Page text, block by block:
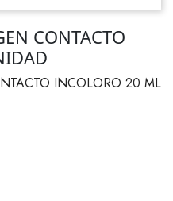
CONTACTO
INCOLORO 20 ML